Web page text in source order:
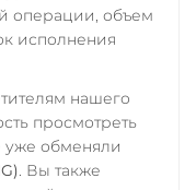
операции, объем
исполнения
нашего
просмотреть
уже обменяли
. Вы также